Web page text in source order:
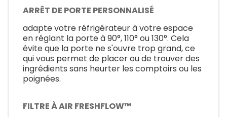
ARRÊT DE PORTE PERSONNALISÉ
adapte votre réfrigérateur à votre espace
en réglant la porte à 90°, 110° ou 130°. Cela
évite que la porte ne s'ouvre trop grand, ce
qui vous permet de placer ou de trouver des
ingrédients sans heurter les comptoirs ou les
poignées.
FILTRE À AIR FRESHFLOW™